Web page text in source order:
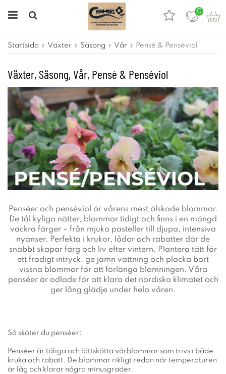
0
Startsida Växter Säsong Vår Pensé & Penséviol
Växter, Säsong, Vår, Pensé & Penséviol
Penséer och penséviol är vårens mest älskade blommor.
De tål kyliga nätter, blommar tidigt och finns i en mängd
vackra färger – från mjuka pasteller till djupa, intensiva
nyanser. Perfekta i krukor, lådor och rabatter där de
snabbt skapar färg och liv efter vintern. Plantera tätt för
ett frodigt intryck, ge jämn vattning och plocka bort
vissna blommor för att förlänga blomningen. Våra
penséer är odlade för att klara det nordiska klimatet och
ger lång glädje under hela våren.
Så sköter du penséer:
Penséer är tåliga och lättskötta vårblommor som trivs i både
kruka och rabatt. De blommar rikligt redan när temperaturen
är låg och klarar några minusgrader.